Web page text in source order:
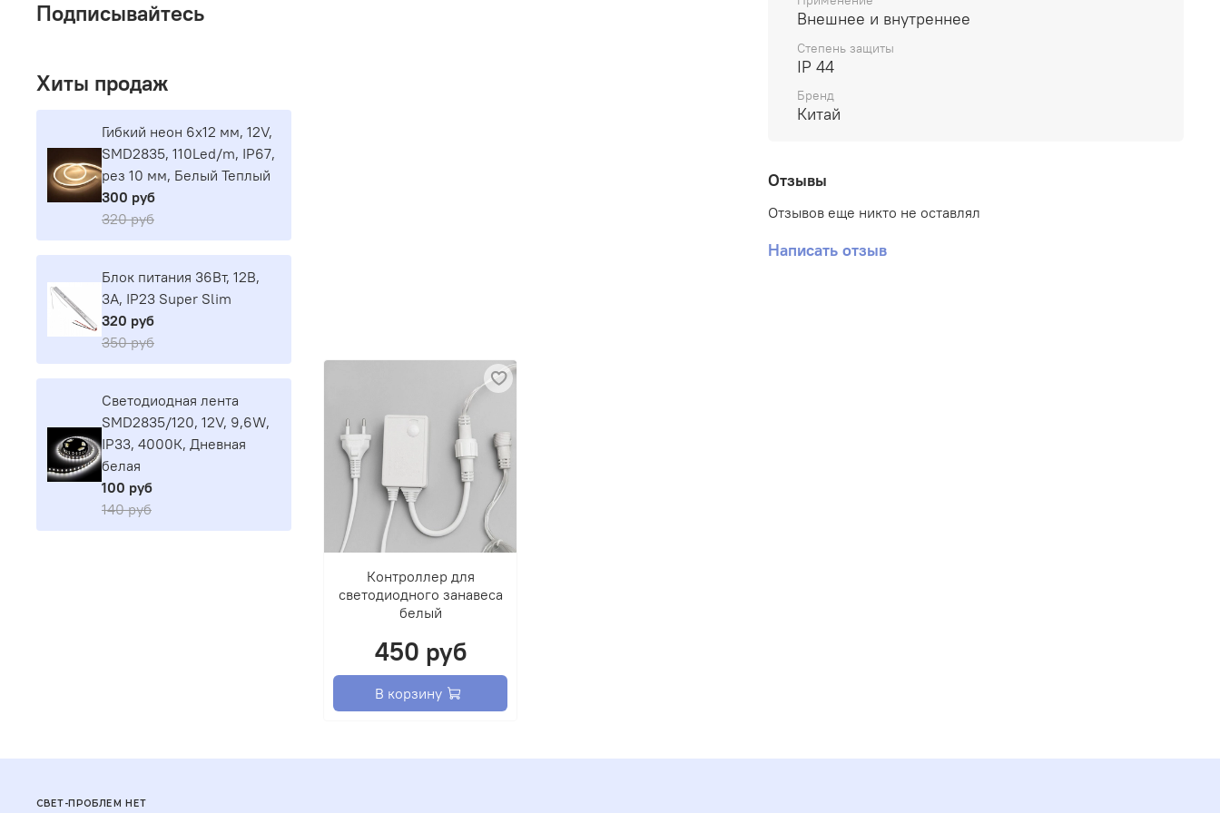
Внешнее и внутреннее
Степень защиты
IP 44
Бренд
Китай
Отзывы
Отзывов еще никто не оставлял
Написать отзыв
Контроллер для
светодиодного занавеса
белый
450 руб
В корзину
Подписывайтесь
Хиты продаж
Гибкий неон 6х12 мм, 12V,
SMD2835, 110Led/m, IP67,
рез 10 мм, Белый Теплый
300 руб
320 руб
Блок питания 36Вт, 12В,
3А, IP23 Super Slim
320 руб
350 руб
Светодиодная лента
SMD2835/120, 12V, 9,6W,
IP33, 4000К, Дневная
белая
100 руб
140 руб
СВЕТ-ПРОБЛЕМ НЕТ